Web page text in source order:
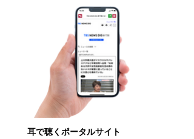
耳で聴くポータルサイト